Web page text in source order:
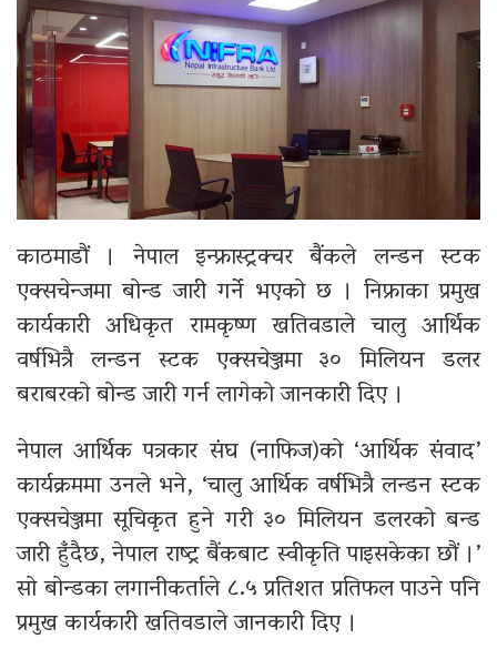
काठमाडौं । नेपाल इन्फ्रास्ट्रक्चर बैंकले लन्डन स्टक
एक्सचेन्जमा बोन्ड जारी गर्ने भएको छ । निफ्राका प्रमुख
कार्यकारी अधिकृत रामकृष्ण खतिवडाले चालु आर्थिक
वर्षभित्रै लन्डन स्टक एक्सचेञ्जमा ३० मिलियन डलर
बराबरको बोन्ड जारी गर्न लागेको जानकारी दिए ।
नेपाल आर्थिक पत्रकार संघ (नाफिज)को ‘आर्थिक संवाद’
कार्यक्रममा उनले भने, ‘चालु आर्थिक वर्षभित्रै लन्डन स्टक
एक्सचेञ्जमा सूचिकृत हुने गरी ३० मिलियन डलरको बन्ड
जारी हुँदैछ, नेपाल राष्ट्र बैंकबाट स्वीकृति पाइसकेका छौं ।’
सो बोन्डका लगानीकर्ताले ८.५ प्रतिशत प्रतिफल पाउने पनि
प्रमुख कार्यकारी खतिवडाले जानकारी दिए ।